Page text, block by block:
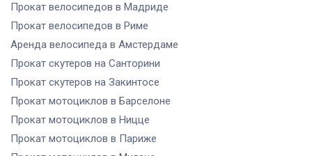
Прокат велосипедов в Мадриде
Прокат велосипедов в Риме
Аренда велосипеда в Амстердаме
Прокат скутеров на Санторини
Прокат скутеров на Закинтосе
Прокат мотоциклов в Барселоне
Прокат мотоциклов в Ницце
Прокат мотоциклов в Париже